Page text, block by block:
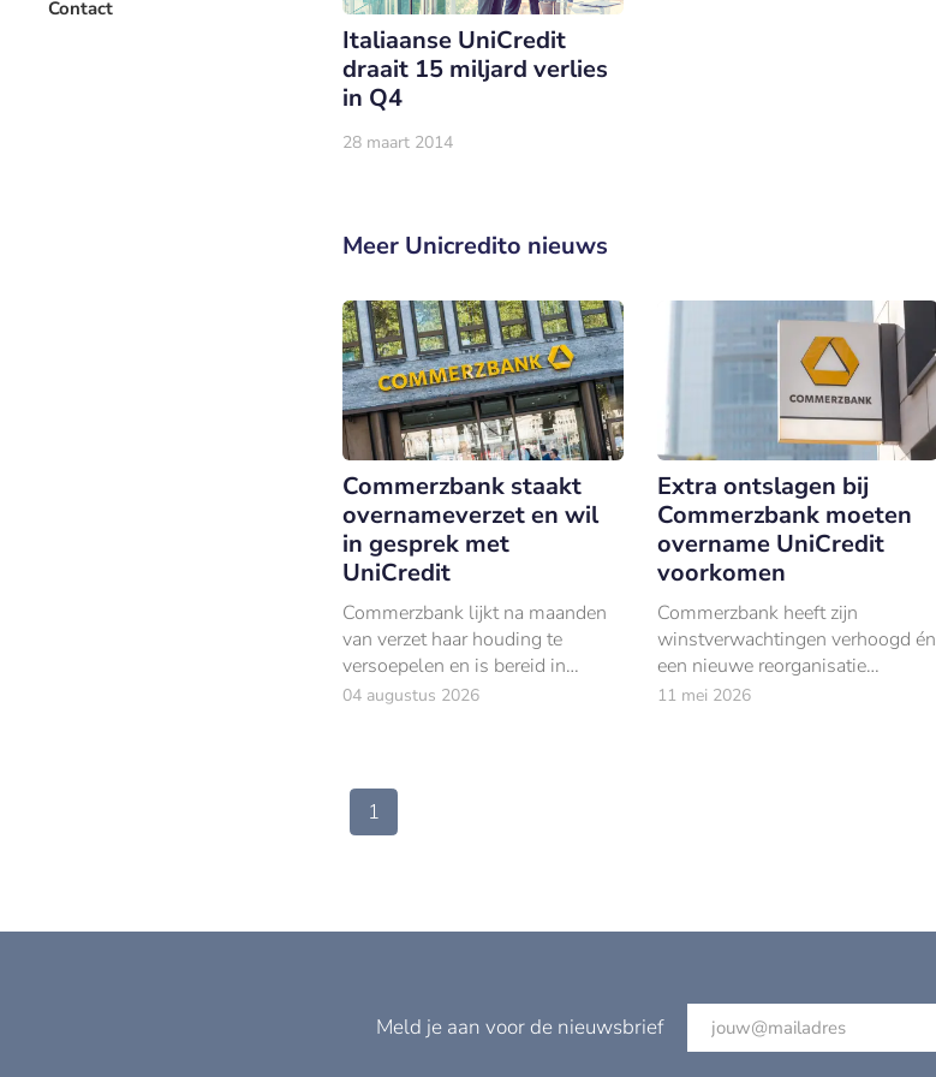
Contact
Italiaanse UniCredit
draait 15 miljard verlies
in Q4
28 maart 2014
Meer Unicredito nieuws
Commerzbank staakt
overnameverzet en wil
in gesprek met
UniCredit
Commerzbank lijkt na maanden
van verzet haar houding te
versoepelen en is bereid in
gesprek te gaan met UniCredit
04 augustus 2026
Extra ontslagen bij
Commerzbank moeten
overname UniCredit
voorkomen
Commerzbank heeft zijn
winstverwachtingen verhoogd én
een nieuwe reorganisatie
aangekondigd. De Duitse bank
11 mei 2026
1
Meld je aan voor de nieuwsbrief